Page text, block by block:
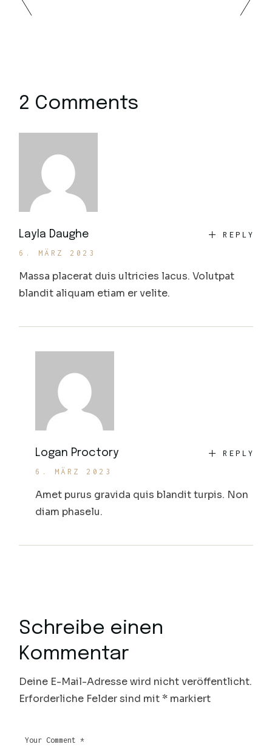
2 Comments
Layla Daughe
6. MÄRZ 2023
REPLY
Massa placerat duis ultricies lacus. Volutpat
blandit aliquam etiam er velite.
Logan Proctory
6. MÄRZ 2023
REPLY
Amet purus gravida quis blandit turpis. Non
diam phaselu.
Schreibe einen
Kommentar
Deine E-Mail-Adresse wird nicht veröffentlicht.
Erforderliche Felder sind mit* markiert